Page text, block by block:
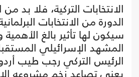
الانتخابات التركية، فلا بد
الدورة من الانتخابات
سيكون لها تأثير بالغ
المشهد الإسرائيلي
الرئيس التركي رجب طيب